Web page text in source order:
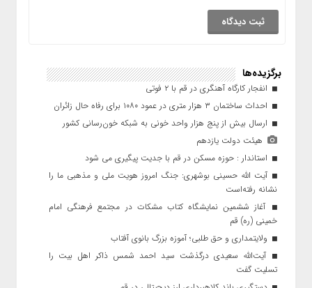
برگزیده‌ها
انفجار کارگاه آهنگری در قم با ۲ فوتی
احداث ساختمان ۳ هزار متری در عمود ۱۰۸۰ برای رفاه حال زائران
ارسال بیش از پنج هزار واحد خونی به شبکه خون‌رسانی کشور
هیئت دولت یازدهم
استاندار : حوزه مسکن در قم با جدیت پیگیری می شود
آیت الله حسینی بوشهری: جنگ امروز هویت ملی و مذهبی ما را
نشانه رفته‌است
آغاز ششمین نمایشگاه کتاب مشکات در مجتمع فرهنگی امام‌
خمینی (ره) قم
ولایتمداری و حق طلبی؛ آموزه بزرگ بانوی آفتاب
آیت‌الله سعیدی درگذشت سید احمد شمس ذاکر اهل بیت را
تسلیت گفت